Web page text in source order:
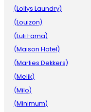
(Lollys Laundry)
(Louizon)
(Luli Fama)
(Maison Hotel)
(Marlies Dekkers)
(Melik)
(Milo)
(Minimum)